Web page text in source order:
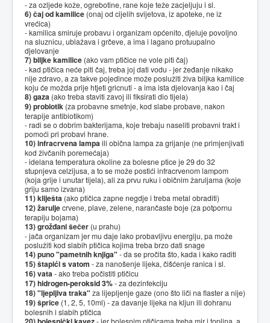
- za ozljede kože, ogrebotine, rane koje teže zacjeljuju i sl.
6) čaj od kamilice (onaj od cijelih svijetova, iz apoteke, ne iz
vrećica)
- kamilica smiruje probavu i organizam općenito, djeluje povoljno
na sluznicu, ublažava i grčeve, a ima i lagano protuupalno
djelovanje
7) biljke kamilice (ako vam ptičice ne vole piti čaj)
- kad ptičica neće piti čaj, treba joj dati vodu - jer žeđanje nikako
nije zdravo, a za takve pojedince može poslužiti živa biljka kamilice
koju će možda prije htjeti gricnuti - a ima ista djelovanja kao i čaj
8) gaza (ako treba staviti zavoj ili fiksirati dio tijela)
9) probiotik (za probavne smetnje, kod slabe probave, nakon
terapije antibiotikom)
- radi se o dobrim bakterijama, koje trebaju naseliti probavni trakt i
pomoći pri probavi hrane.
10) infracrvena lampaili obična lampa za grijanje (ne primjenjivati
kod živčanih poremećaja)
- idelana temperatura okoline za bolesne ptice je 29 do 32
stupnjeva celzijusa, a to se može postići infracrvenom lampom
(koja grije i unutar tijela), ali za prvu ruku i običnim žaruljama (koje
griju samo izvana)
11) kliješta (ako ptičica zapne negdje i treba metal obraditi)
12) žaruljecrvene, plave, zelene, narančaste boje (za potpornu
terapiju bojama)
13) grožđani šečer (u prahu)
- jača organizam jer mu daje lako probavljivu energiju, pa može
poslužiti kod slabih ptičica kojima treba brzo dati snage
14) puno "pametnih knjiga"- da se pročita što, kada i kako raditi
15) štapići s vatom - za nanošenje lijeka, čišćenje ranica i sl.
16) vata- ako treba počistiti ptičicu
17) hidrogen-peroksid 3%- za dezinfekciju
18) "ljepljiva traka"za lijepljenje gaze (ono što liči na flaster a nije)
19) šprice (1, 2, 5, 10ml) - za davanje lijeka na kljun ili dohranu
bolesnih i slabih ptičica
- jer bolesnim ptičicama treba mir i toplina, a